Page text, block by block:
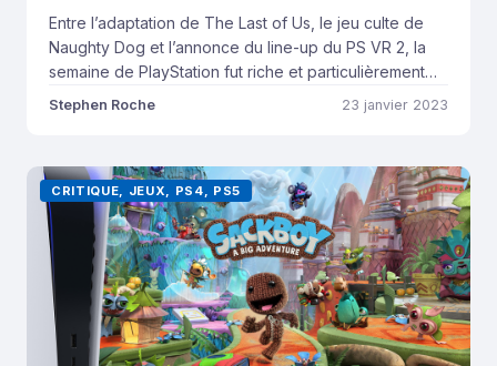
Entre l’adaptation de The Last of Us, le jeu culte de
Naughty Dog et l’annonce du line-up du PS VR 2, la
semaine de PlayStation fut riche et particulièrement
plaisante. Voici les news qu’il ne fallait pas manquer.
Stephen Roche 23 janvier 2023
CRITIQUE, JEUX, PS4, PS5